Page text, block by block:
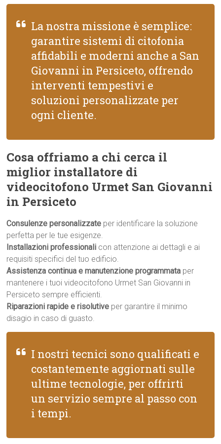
La nostra missione è semplice:
garantire sistemi di citofonia
affidabili e moderni anche a San
Giovanni in Persiceto, offrendo
interventi tempestivi e
soluzioni personalizzate per
ogni cliente.
Cosa offriamo a chi cerca il
miglior installatore di
videocitofono Urmet San Giovanni
in Persiceto
Consulenze personalizzate per identificare la soluzione
perfetta per le tue esigenze.
Installazioni professionali con attenzione ai dettagli e ai
requisiti specifici del tuo edificio.
Assistenza continua e manutenzione programmata per
mantenere i tuoi videocitofono Urmet San Giovanni in
Persiceto sempre efficienti.
Riparazioni rapide e risolutive per garantire il minimo
disagio in caso di guasto.
I nostri tecnici sono qualificati e
costantemente aggiornati sulle
ultime tecnologie, per offrirti
un servizio sempre al passo con
i tempi.